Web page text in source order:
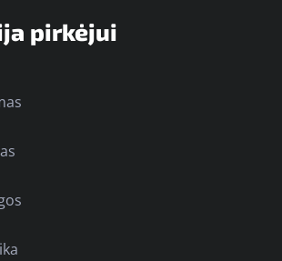
pirkėjui